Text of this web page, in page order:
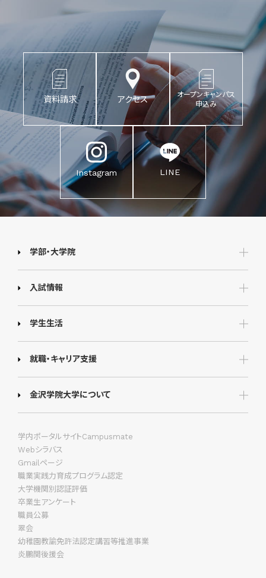
資料請求 アクセス
オープンキャンパス
申込み
Instagram LINE
学部・大学院
入試情報
学生生活
就職・キャリア支援
金沢学院大学について
学内ポータルサイトCampusmate
Webシラバス
Gmailページ
職業実践力育成プログラム認定
大学機関別認証評価
卒業生アンケート
職員公募
翠会
幼稚園教諭免許法認定講習等推進事業
炎鵬関後援会